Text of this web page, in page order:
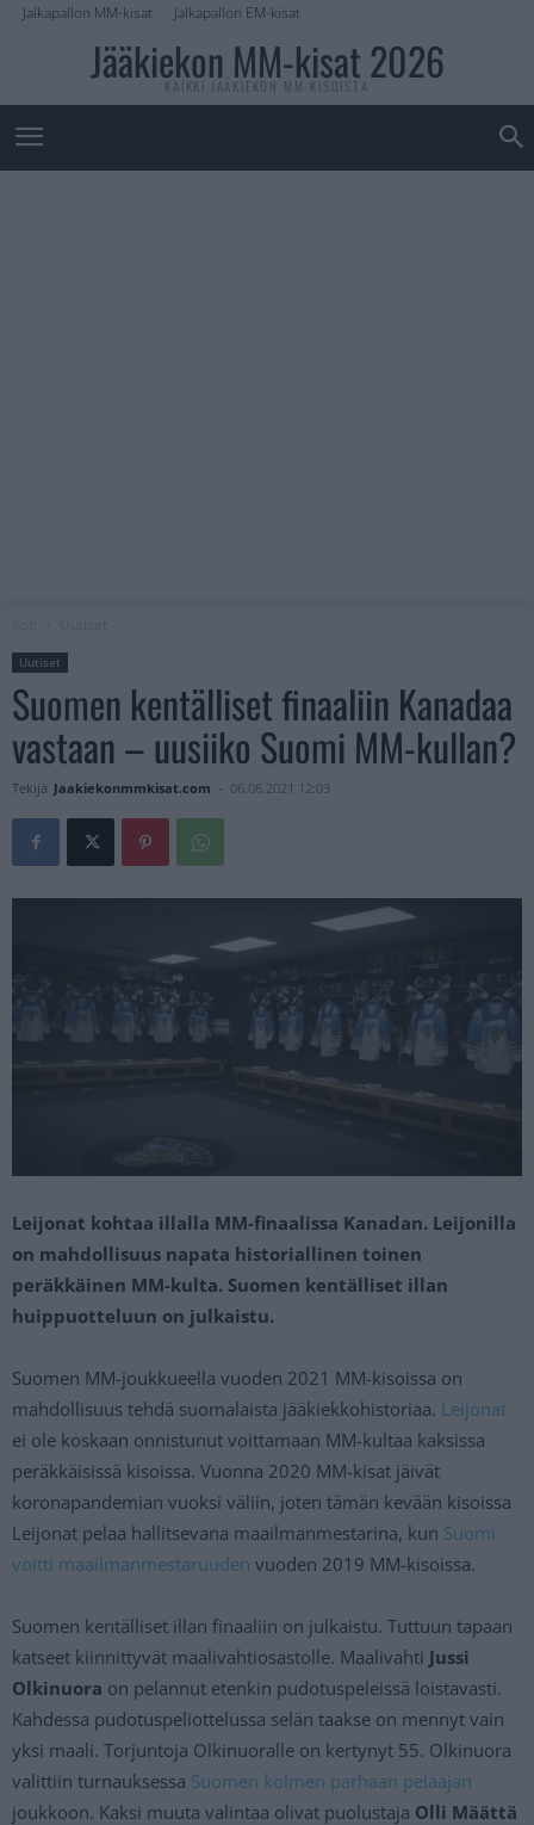
Jalkapallon MM-kisat Jalkapallon EM-kisat
Jääkiekon MM-kisat 2026
KAIKKI JÄÄKIEKON MM-KISOISTA
Uutiset
Suomen kentälliset finaaliin Kanadaa
vastaan – uusiiko Suomi MM-kullan?
Tekijä Jaakiekonmmkisat.com - 06.06.2021 12:03
Leijonat kohtaa illalla MM-finaalissa Kanadan. Leijonilla
on mahdollisuus napata historiallinen toinen
peräkkäinen MM-kulta. Suomen kentälliset illan
huippuotteluun on julkaistu.
Suomen MM-joukkueella vuoden 2021 MM-kisoissa on
mahdollisuus tehdä suomalaista jääkiekkohistoriaa. Leijonat
ei ole koskaan onnistunut voittamaan MM-kultaa kaksissa
peräkkäisissä kisoissa. Vuonna 2020 MM-kisat jäivät
koronapandemian vuoksi väliin, joten tämän kevään kisoissa
Leijonat pelaa hallitsevana maailmanmestarina, kun Suomi
voitti maailmanmestaruuden vuoden 2019 MM-kisoissa.
Suomen kentälliset illan finaaliin on julkaistu. Tuttuun tapaan
katseet kiinnittyvät maalivahtiosastolle. Maalivahti Jussi
Olkinuora on pelannut etenkin pudotuspeleissä loistavasti.
Kahdessa pudotuspeliottelussa selän taakse on mennyt vain
yksi maali. Torjuntoja Olkinuoralle on kertynyt 55. Olkinuora
valittiin turnauksessa Suomen kolmen parhaan pelaajan
joukkoon. Kaksi muuta valintaa olivat puolustaja Olli Määttä